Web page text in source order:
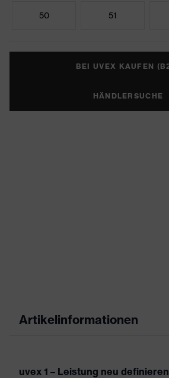
50 51
BEI UVEX KAUFEN
HÄNDLERSUCHE
Artikelinformationen
uvex 1 – Leistung neu definieren